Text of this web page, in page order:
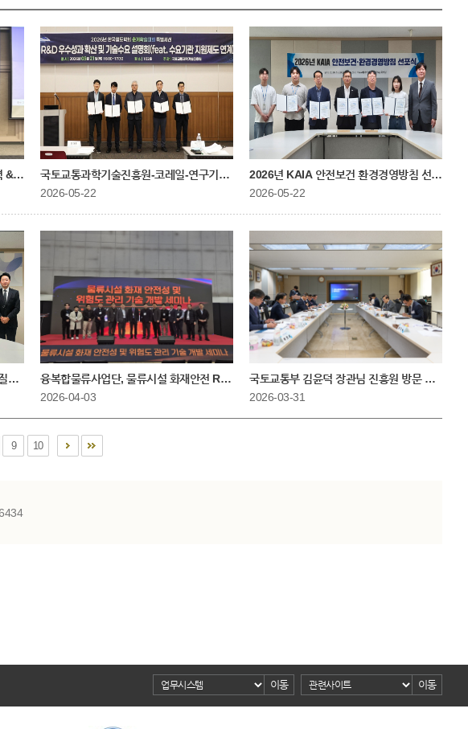
&#39;본궤도&#39;
국토교통과학기술진흥원-코레일-연구기관 상호협력체결
2026-05-22
2026년 KAIA 안전보건 환경경영방침 선포식 개
2026-05-22
국토교통과학기술진흥원, 공간정보품질관리원과 ‘공간정보 R&D 품질검증’ 협력 MOU 체결
융복합물류사업단, 물류시설 화재안전 R&D 세미나 성료
2026-04-03
국토교통부 김윤덕 장관님 진흥원 방문 및 주요
2026-03-31
9 10
이동 이동